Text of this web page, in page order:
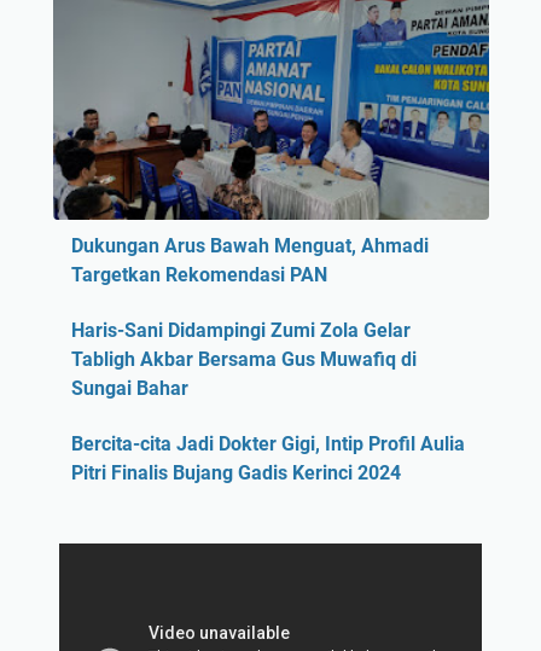
Dukungan Arus Bawah Menguat, Ahmadi
Targetkan Rekomendasi PAN
Haris-Sani Didampingi Zumi Zola Gelar
Tabligh Akbar Bersama Gus Muwafiq di
Sungai Bahar
Bercita-cita Jadi Dokter Gigi, Intip Profil Aulia
Pitri Finalis Bujang Gadis Kerinci 2024